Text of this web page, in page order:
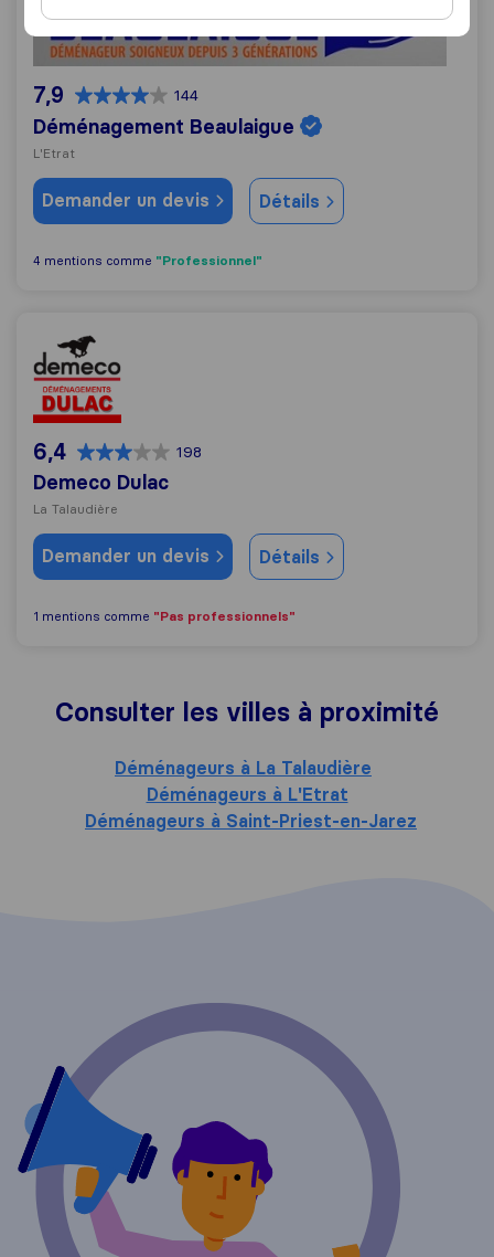
7,9 144
Déménagement Beaulaigue
L'Etrat
Demander un devis Détails
4 mentions comme "Professionnel"
Demeco Dulac
6,4 198
Demeco Dulac
La Talaudière
Demander un devis Détails
1 mentions comme "Pas professionnels"
Consulter les villes à proximité
Déménageurs à La Talaudière
Déménageurs à L'Etrat
Déménageurs à Saint-Priest-en-Jarez